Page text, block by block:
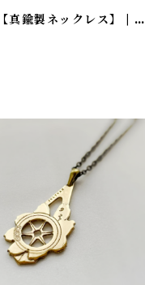
鍮製ネックレス】 | Ju